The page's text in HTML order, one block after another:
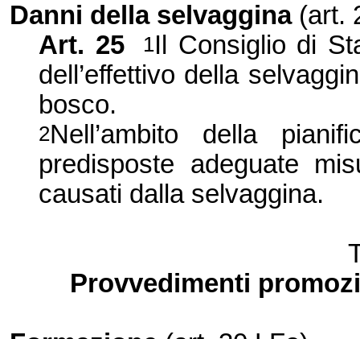
Danni della selvaggina (art.
Art. 25
1Il Consiglio di
dell’effettivo della
bosco.
2Nell’ambito della
predisposte adeguate
causati dalla selvaggina.
Provvedimenti